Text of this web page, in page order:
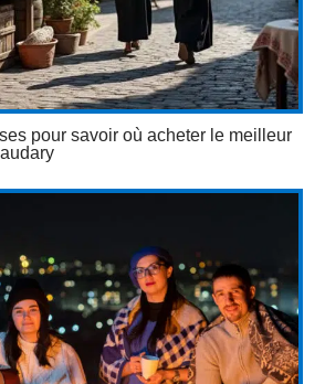
pour savoir où acheter le meilleur